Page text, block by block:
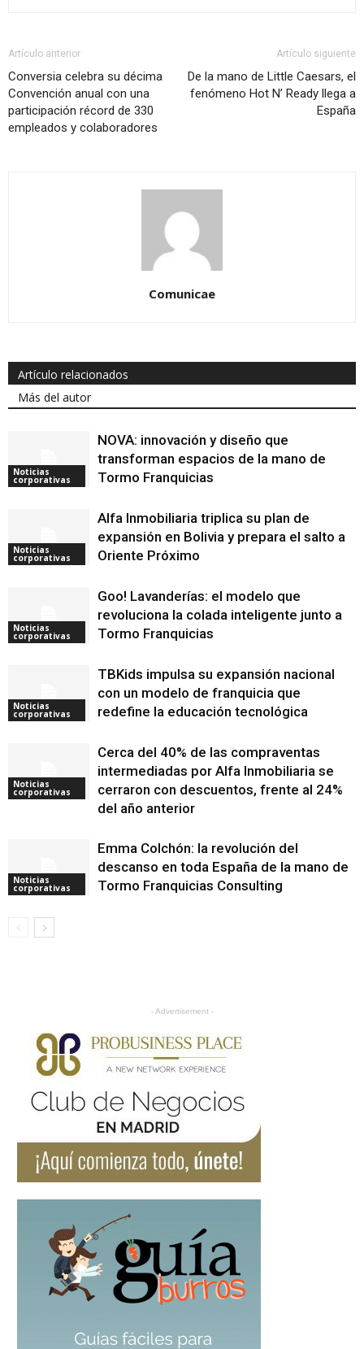
Artículo anterior
Conversia celebra su décima
Convención anual con una
participación récord de 330
empleados y colaboradores
Artículo siguiente
De la mano de Little Caesars, el
fenómeno Hot N’ Ready llega a
España
Comunicae
Artículo relacionados
Más del autor
Noticias
corporativas
NOVA: innovación y diseño que
transforman espacios de la mano de
Tormo Franquicias
Noticias
corporativas
Alfa Inmobiliaria triplica su plan de
expansión en Bolivia y prepara el salto a
Oriente Próximo
Noticias
corporativas
Goo! Lavanderías: el modelo que
revoluciona la colada inteligente junto a
Tormo Franquicias
Noticias
corporativas
TBKids impulsa su expansión nacional
con un modelo de franquicia que
redefine la educación tecnológica
Noticias
corporativas
Cerca del 40% de las compraventas
intermediadas por Alfa Inmobiliaria se
cerraron con descuentos, frente al 24%
del año anterior
Noticias
corporativas
Emma Colchón: la revolución del
descanso en toda España de la mano de
Tormo Franquicias Consulting
- Advertisement -